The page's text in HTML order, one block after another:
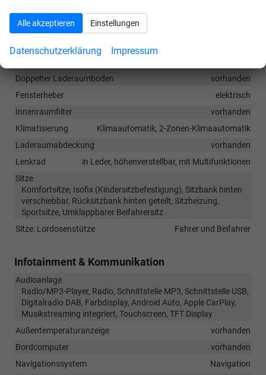
Innen
Ambiente-Beleuchtung
Doppelter Laderaumboden
vorhanden
Fensterheber
elektrisch
Innenraumfilter
vorhanden
Klimatisierung
Klimaautomatik, 2-Zonen-Klimaautomatik
Laderaumabdeckung
vorhanden
Lenkrad
in Leder, höhenverstellbar, mit Multifunktionen
Sitze
Komfortsitze, Isofix (Kindersitzbefestigung), Sitzbank hinten
verschiebbar, Rücksitzbank hinten geteilt, Sitzheizung,
Sportsitze, Umklappbarer Beifahrersitz
Sitze: Lordosenstütze
Fahrer und Beifahrer
Infotainment & Kommunikation
Audioanlage
Radio/MP3-Player, Radio, Schnittstelle MP3, Schnittstelle USB,
Digitalradio DAB, Farbdisplay, Android Auto, Apple CarPlay,
Musikstreaming integriert, Touchscreen, TFT Display
Außentemperaturanzeige
vorhanden
Bordcomputer
vorhanden
Navigationssystem
Navigation
Alle akzeptieren Einstellungen
Datenschutzerklärung Impressum